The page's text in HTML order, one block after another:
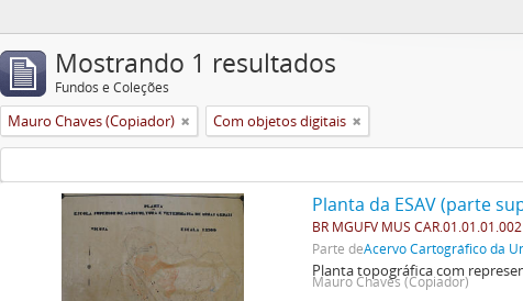
Mostrando 1 resultados
Fundos e Coleções
Mauro Chaves (Copiador) Com objetos digitais
Planta da ESAV (parte
BR MGUFV MUS CAR.01.01.01.002
Parte deAcervo Cartográfico da
Planta topográfica com
Mauro Chaves (Copiador)